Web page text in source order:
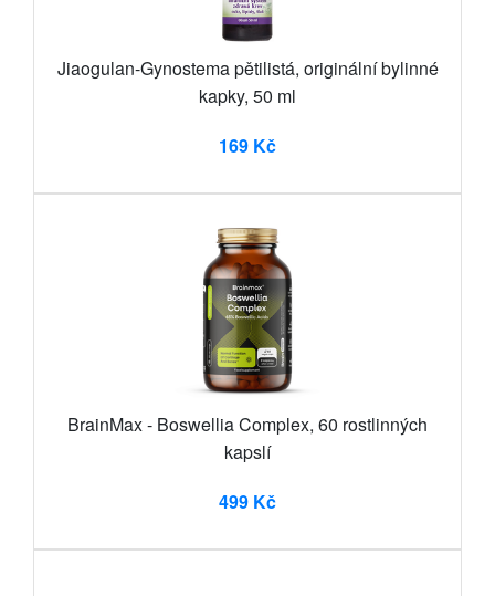
Jiaogulan-Gynostema pětilistá, originální bylinné
kapky, 50 ml
169 Kč
BrainMax - Boswellia Complex, 60 rostlinných
kapslí
499 Kč